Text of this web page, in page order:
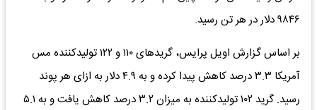
۹۸۴۶ دلار در هر تن رسید.
بر اساس گزارش اویل پرایس، گریدهای ۱۱۰ و ۱۲۲ تولیدکننده مس
آمریکا ۳.۳ درصد کاهش پیدا کرده و به ۴.۹ دلار به ازای هر پوند
رسید. گرید ۱۰۲ تولیدکننده به میزان ۳.۲ درصد کاهش یافت و به ۵.۱